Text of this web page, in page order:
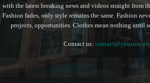
with the latest breaking news and videos straight from
Fashion fades, only style remains the same. Fashion
projects, opportunities. Clothes mean nothing until
Contact us: